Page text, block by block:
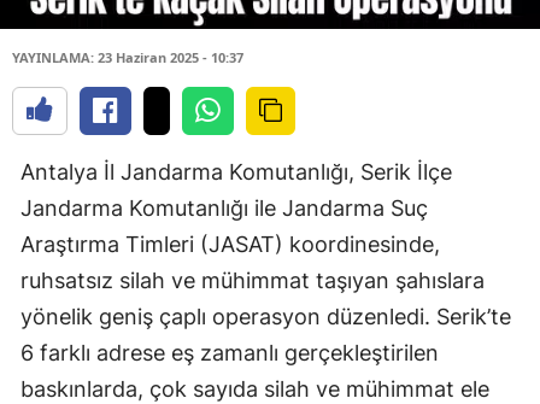
YAYINLAMA: 23 Haziran 2025 - 10:37
Antalya İl Jandarma Komutanlığı, Serik İlçe
Jandarma Komutanlığı ile Jandarma Suç
Araştırma Timleri (JASAT) koordinesinde,
ruhsatsız silah ve mühimmat taşıyan şahıslara
yönelik geniş çaplı operasyon düzenledi. Serik’te
6 farklı adrese eş zamanlı gerçekleştirilen
baskınlarda, çok sayıda silah ve mühimmat ele